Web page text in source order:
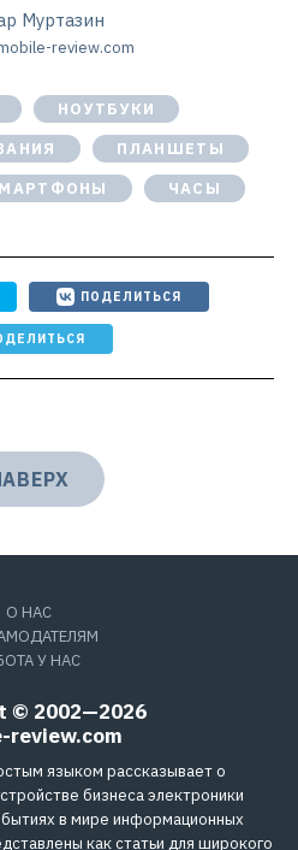
Муртазин
review.com
НОУТБУКИ
ПЛАНШЕТЫ
ЧАСЫ
ПОДЕЛИТЬСЯ
О НАС
У НАС
© 2002—2026
review.com
языком рассказывает о
бизнеса электроники
в мире информационных
как статьи для широкого